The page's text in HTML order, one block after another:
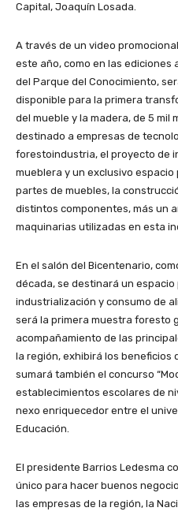
Capital, Joaquín Losada.
A través de un video
este año, como en las
del Parque del Conocimiento,
disponible para la primera
del mueble y la madera, de 5 mil
destinado a empresas de
forestoindustria, el proyecto de
mueblera y un exclusivo
partes de muebles, la
distintos componentes, más un
maquinarias utilizadas en esta
En el salón del Bicentenario,
década, se destinará un espacio
industrialización y consumo de
será la primera muestra foresto
acompañamiento de las
la región, exhibirá los beneficios
sumará también el concurso
establecimientos escolares de
nexo enriquecedor entre el
Educación.
El presidente Barrios Ledesma
único para hacer buenos
las empresas de la región, la